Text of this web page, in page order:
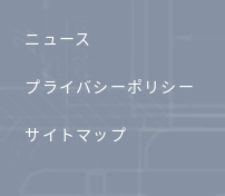
ニュース
プライバシーポリシー
サイトマップ